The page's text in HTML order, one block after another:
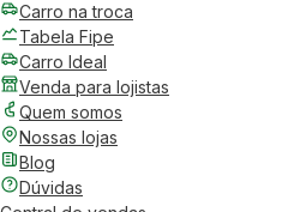
Carro na troca
Tabela Fipe
Carro Ideal
Venda para lojistas
Quem somos
Nossas lojas
Blog
Dúvidas